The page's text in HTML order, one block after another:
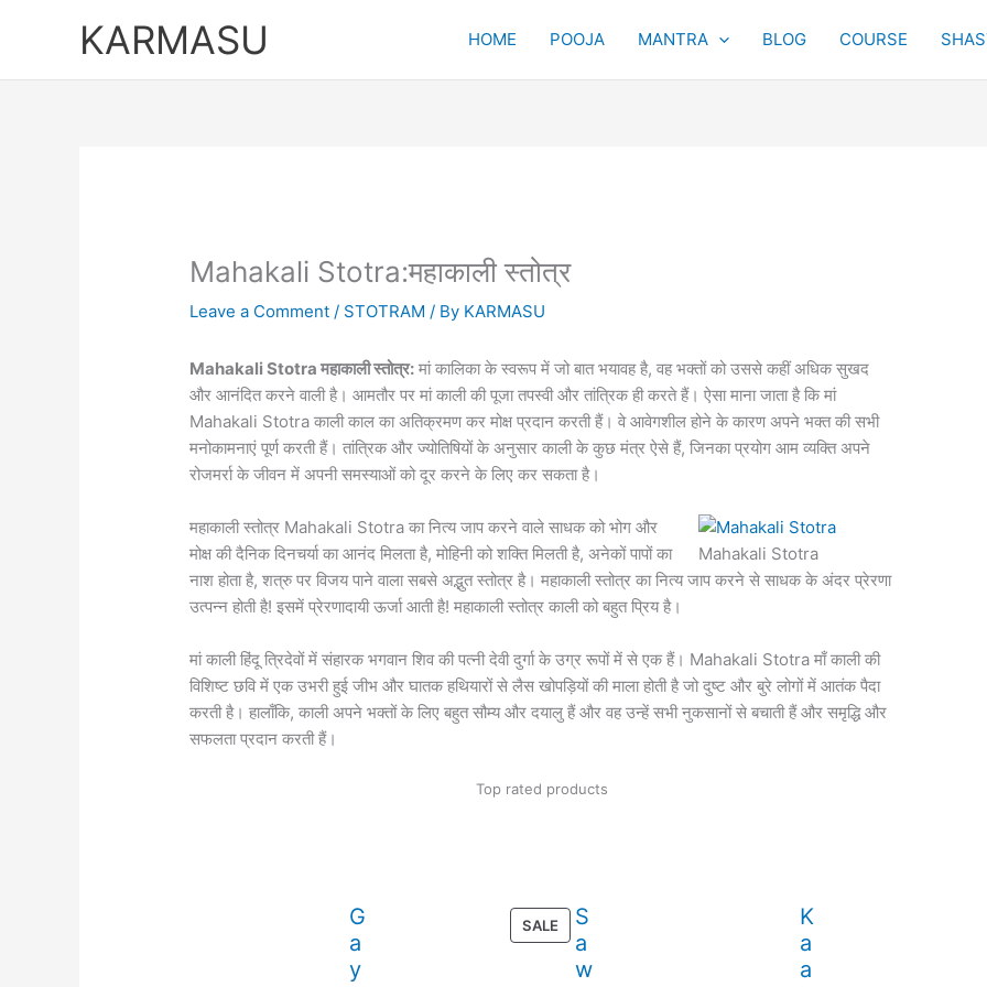
KARMASU HOME POOJA MANTRA BLOG COURSE
Mahakali Stotra:महाकाली स्तोत्र
Leave a Comment / STOTRAM / By KARMASU
Mahakali Stotra महाकाली स्तोत्र: मां कालिका के स्वरूप में जो बात भयावह है, वह भक्तों को उससे कहीं अधिक सुखद
और आनंदित करने वाली है। आमतौर पर मां काली की पूजा तपस्वी और तांत्रिक ही करते हैं। ऐसा माना जाता है कि मां
Mahakali Stotra काली काल का अतिक्रमण कर मोक्ष प्रदान करती हैं। वे आवेगशील होने के कारण अपने भक्त की सभी
मनोकामनाएं पूर्ण करती हैं। तांत्रिक और ज्योतिषियों के अनुसार काली के कुछ मंत्र ऐसे हैं, जिनका प्रयोग आम व्यक्ति अपने
रोजमर्रा के जीवन में अपनी समस्याओं को दूर करने के लिए कर सकता है।
Mahakali Stotra
महाकाली स्तोत्र Mahakali Stotra का नित्य जाप करने वाले साधक को भोग और
मोक्ष की दैनिक दिनचर्या का आनंद मिलता है, मोहिनी को शक्ति मिलती है, अनेकों पापों का
नाश होता है, शत्रु पर विजय पाने वाला सबसे अद्भुत स्तोत्र है। महाकाली स्तोत्र का नित्य जाप करने से साधक के अंदर प्रेरणा
उत्पन्न होती है! इसमें प्रेरणादायी ऊर्जा आती है! महाकाली स्तोत्र काली को बहुत प्रिय है।
मां काली हिंदू त्रिदेवों में संहारक भगवान शिव की पत्नी देवी दुर्गा के उग्र रूपों में से एक हैं। Mahakali Stotra माँ काली की
विशिष्ट छवि में एक उभरी हुई जीभ और घातक हथियारों से लैस खोपड़ियों की माला होती है जो दुष्ट और बुरे लोगों में आतंक पैदा
करती है। हालाँकि, काली अपने भक्तों के लिए बहुत सौम्य और दयालु हैं और वह उन्हें सभी नुकसानों से बचाती हैं और समृद्धि और
सफलता प्रदान करती हैं।
Top rated products
G
a
y
SALEPRODUCT
ON
SALE
S
a
w
price
price
K
a
a